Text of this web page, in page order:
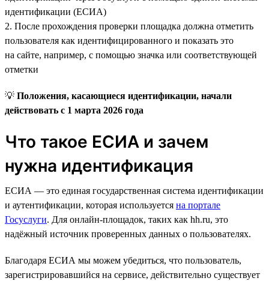
идентификации (ЕСИА)
2. После прохождения проверки площадка должна отметить
пользователя как идентифицированного и показать это
на сайте, например, с помощью значка или соответствующей
отметки
💡 Положения, касающиеся идентификации, начали
действовать с 1 марта 2026 года
Что такое ЕСИА и зачем
нужна идентификация
ЕСИА — это единая государственная система идентификации
и аутентификации, которая используется на портале
Госуслуги. Для онлайн-площадок, таких как hh.ru, это
надёжный источник проверенных данных о пользователях.
Благодаря ЕСИА мы можем убедиться, что пользователь,
зарегистрировавшийся на сервисе, действительно существует